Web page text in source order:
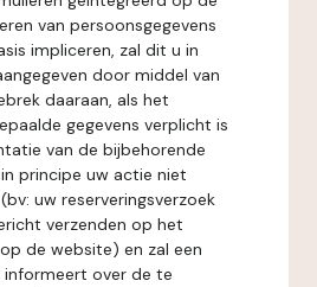
van persoonsgegevens
impliceren, zal dit u in
door middel van
daaraan, als het
gegevens verplicht is
van de bijbehorende
principe uw actie niet
uw reserveringsverzoek
verzenden op het
de website) en zal een
over de te